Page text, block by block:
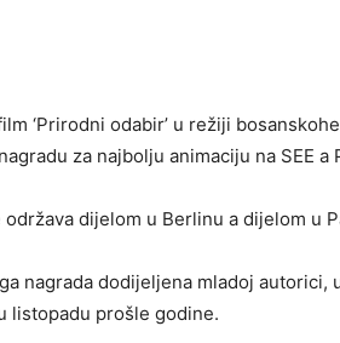
‘Prirodni odabir’ u režiji
za najbolju animaciju na SEE
održava dijelom u Berlinu a dijelom u
nagrada dodijeljena mladoj autorici,
listopadu prošle godine.